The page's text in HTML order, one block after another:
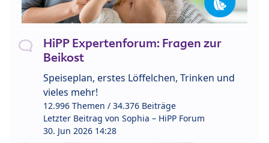
HiPP Expertenforum: Fragen zur
Beikost
Speiseplan, erstes Löffelchen, Trinken und
vieles mehr!
12.996 Themen / 34.376 Beiträge
Letzter Beitrag von Sophia – HiPP Forum
30. Jun 2026 14:28